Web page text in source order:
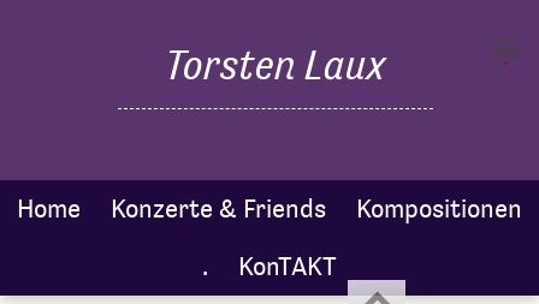
.
Torsten Laux
Home Konzerte & Friends
Kompositionen
.
KonTAKT